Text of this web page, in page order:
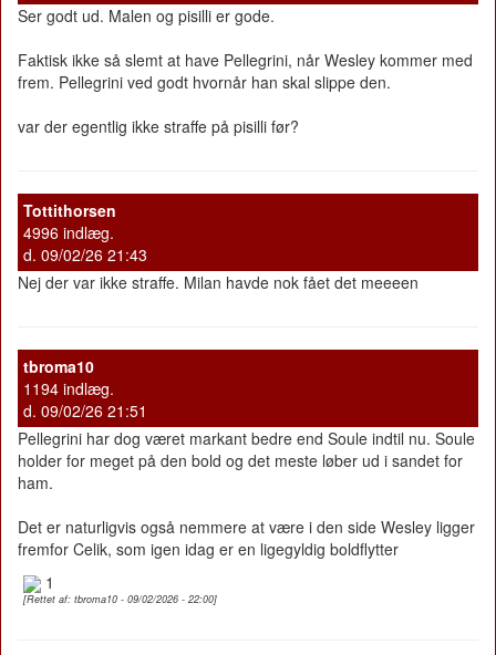
Ser godt ud. Malen og pisilli er gode.
Faktisk ikke så slemt at have Pellegrini, når Wesley kommer med
frem. Pellegrini ved godt hvornår han skal slippe den.
var der egentlig ikke straffe på pisilli før?
Tottithorsen
4996 indlæg.
d. 09/02/26 21:43
Nej der var ikke straffe. Milan havde nok fået det meeeen
tbroma10
1194 indlæg.
d. 09/02/26 21:51
Pellegrini har dog været markant bedre end Soule indtil nu. Soule
holder for meget på den bold og det meste løber ud i sandet for
ham.
Det er naturligvis også nemmere at være i den side Wesley ligger
fremfor Celik, som igen idag er en ligegyldig boldflytter
1
[Rettet af: tbroma10 - 09/02/2026 - 22:00]